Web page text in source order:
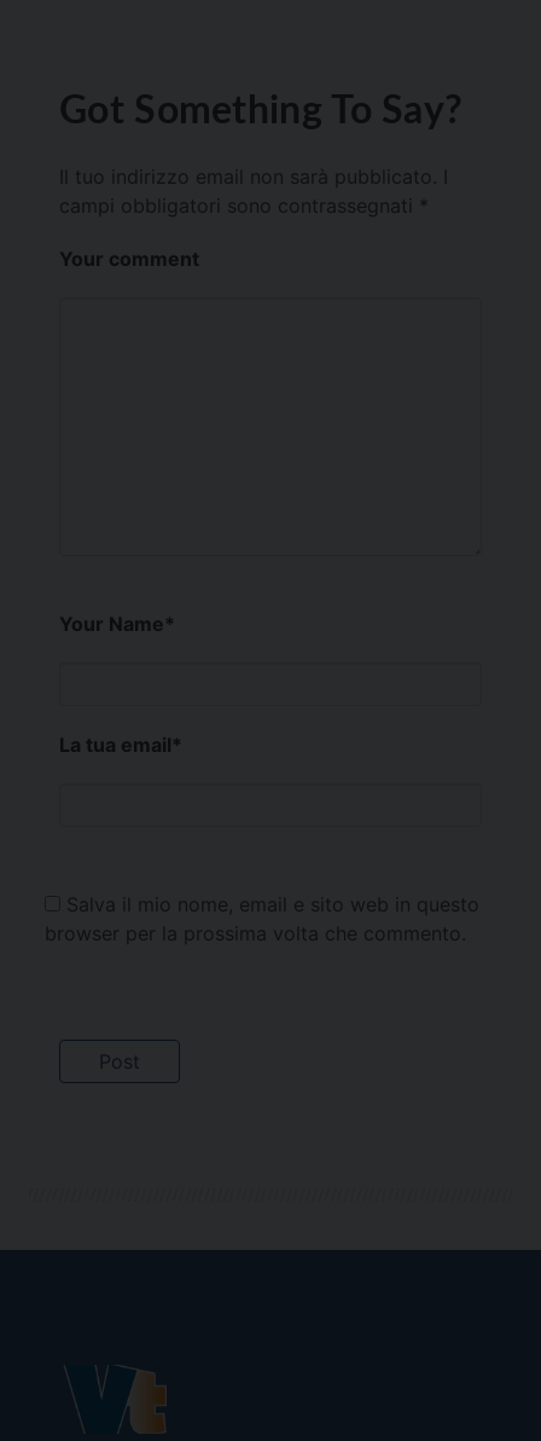
Got Something To Say?
Il tuo indirizzo email non sarà pubblicato.
campi obbligatori sono contrassegnati *
Your comment
Your Name*
La tua email*
Salva il mio nome, email e sito web in questo
browser per la prossima volta che commento.